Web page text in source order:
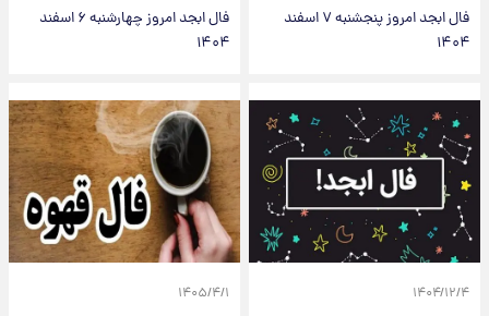
فال ابجد امروز پنجشنبه ۷ اسفند
۱۴۰۴
فال ابجد امروز چهارشنبه ۶ اسفند
۱۴۰۴
۱۴۰۴/۱۲/۴ ۱۴۰۵/۴/۱